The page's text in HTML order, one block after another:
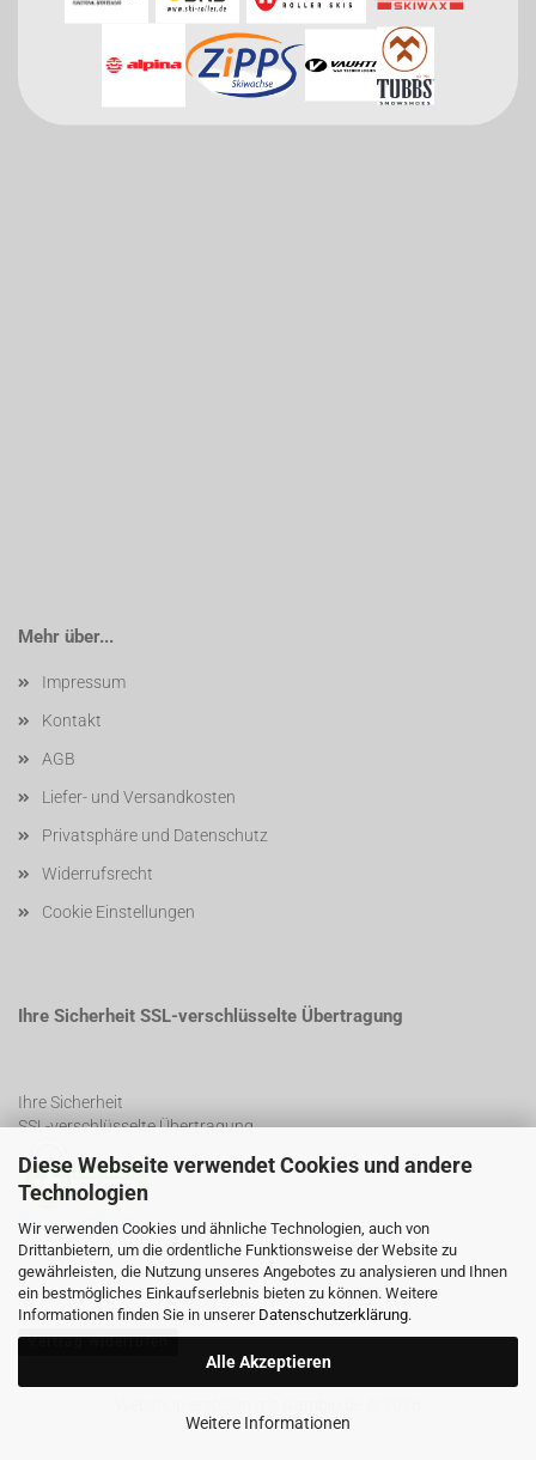
Diese Webseite verwendet Cookies und andere
Technologien
Wir verwenden Cookies und ähnliche Technologien, auch von
Drittanbietern, um die ordentliche Funktionsweise der Website zu
gewährleisten, die Nutzung unseres Angebotes zu analysieren und Ihnen
ein bestmögliches Einkaufserlebnis bieten zu können. Weitere
Informationen finden Sie in unserer Datenschutzerklärung.
Alle Akzeptieren
Weitere Informationen
Mehr über...
Impressum
Kontakt
AGB
Liefer- und Versandkosten
Privatsphäre und Datenschutz
Widerrufsrecht
Cookie Einstellungen
Ihre Sicherheit SSL-verschlüsselte Übertragung
Ihre Sicherheit
SSL-verschlüsselte Übertragung
SSL Certificate
Vertrag widerrufen